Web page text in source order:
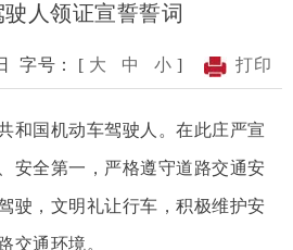
人领证宣誓誓词
字号： [ 大 中 小 ] 打印
和国机动车驾驶人。在此庄严宣
安全第一，严格遵守道路交通安
驶，文明礼让行车，积极维护安
交通环境。